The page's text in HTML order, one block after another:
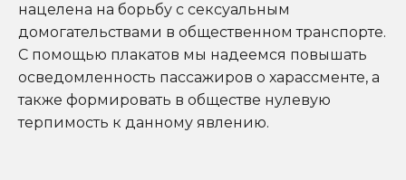
нацелена на борьбу с сексуальным
домогательствами в общественном транспорте.
С помощью плакатов мы надеемся повышать
осведомленность пассажиров о харассменте, а
также формировать в обществе нулевую
терпимость к данному явлению.